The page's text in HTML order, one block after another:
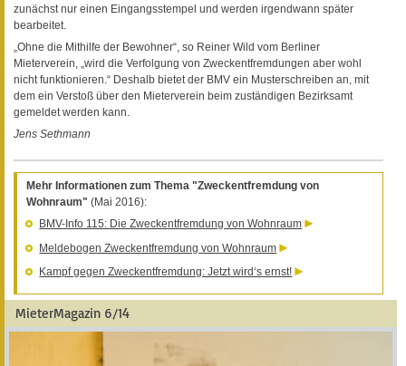
zunächst nur einen Eingangsstempel und werden irgendwann später
bearbeitet.
„Ohne die Mithilfe der Bewohner“, so Reiner Wild vom Berliner
Mieterverein, „wird die Verfolgung von Zweckentfremdungen aber wohl
nicht funktionieren.“ Deshalb bietet der BMV ein Musterschreiben an, mit
dem ein Verstoß über den Mieterverein beim zuständigen Bezirksamt
gemeldet werden kann.
Jens Sethmann
Mehr Informationen zum Thema "Zweckentfremdung von
Wohnraum" (Mai 2016):
BMV-Info 115: Die Zweckentfremdung von Wohnraum
Meldebogen Zweckentfremdung von Wohnraum
Kampf gegen Zweckentfremdung: Jetzt wird‘s ernst!
MieterMagazin 6/14